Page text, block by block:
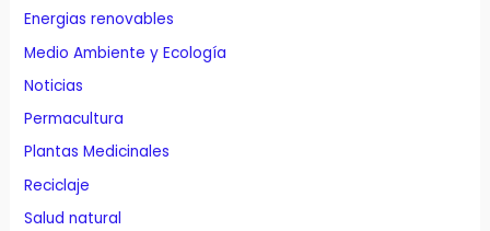
Energias renovables
Medio Ambiente y Ecología
Noticias
Permacultura
Plantas Medicinales
Reciclaje
Salud natural